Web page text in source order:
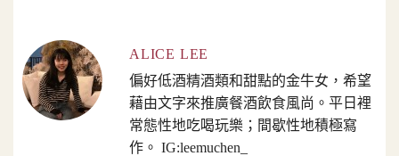
ALICE LEE
偏好低酒精酒類和甜點的金牛女，希望
藉由文字來推廣餐酒飲食風尚。平日裡
常態性地吃喝玩樂；間歇性地積極寫
作。 IG:leemuchen_